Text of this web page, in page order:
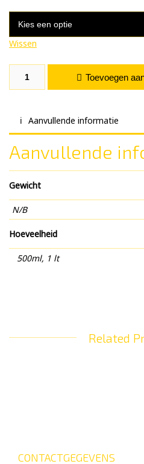
Wissen
White Chocolate aantalToevoegen
Aanvullende informatie
Aanvullende
Gewicht
N/B
Hoeveelheid
500ml, 1 lt
Related
CONTACTGEGEVENS